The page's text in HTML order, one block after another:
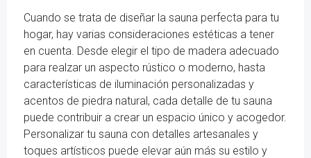
Cuando se trata de diseñar la sauna perfecta para tu
hogar, hay varias consideraciones estéticas a tener
en cuenta. Desde elegir el tipo de madera adecuado
para realzar un aspecto rústico o moderno, hasta
características de iluminación personalizadas y
acentos de piedra natural, cada detalle de tu sauna
puede contribuir a crear un espacio único y acogedor.
Personalizar tu sauna con detalles artesanales y
toques artísticos puede elevar aún más su estilo y